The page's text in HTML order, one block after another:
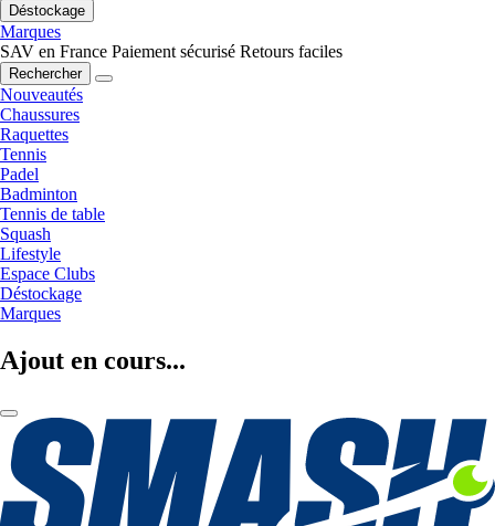
Déstockage
Marques
SAV en France Paiement sécurisé Retours faciles
Rechercher
Nouveautés
Chaussures
Raquettes
Tennis
Padel
Badminton
Tennis de table
Squash
Lifestyle
Espace Clubs
Déstockage
Marques
Ajout en cours...